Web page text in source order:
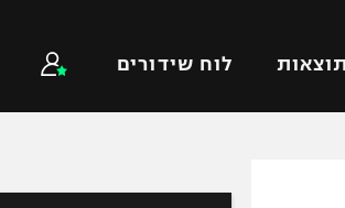
תוצאות לוח שידורים